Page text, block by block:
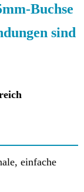
Buchse
sind
einfache